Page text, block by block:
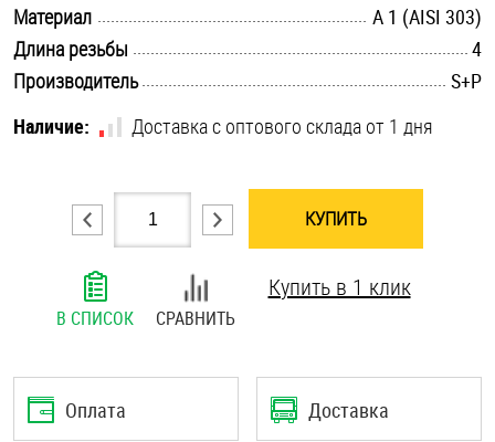
Штифты и пальцы
Материал
А 1 (AISI 303)
Длина резьбы
4
Производитель
S+P
Наличие:
Доставка с оптового склада от 1 дня
КУПИТЬ
В СПИСОК СРАВНИТЬ
Купить в 1 клик
Оплата Доставка